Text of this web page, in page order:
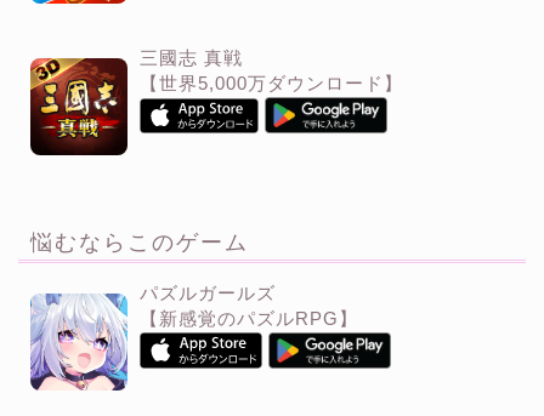
三國志 真戦
【世界5,000万ダウンロード】
悩むならこのゲーム
パズルガールズ
【新感覚のパズルRPG】